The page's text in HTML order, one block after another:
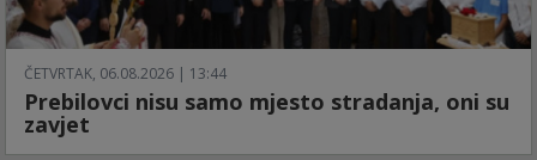
ČETVRTAK, 06.08.2026 | 13:44
Prebilovci nisu samo mjesto stradanja, oni su
zavjet